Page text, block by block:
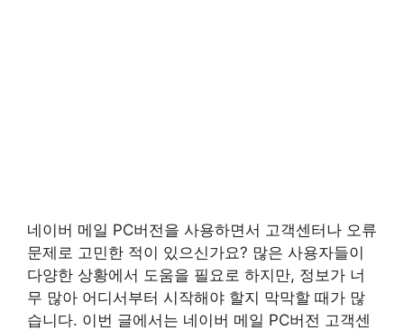
네이버 메일 PC버전을 사용하면서 고객센터나 오류
문제로 고민한 적이 있으신가요? 많은 사용자들이
다양한 상황에서 도움을 필요로 하지만, 정보가 너
무 많아 어디서부터 시작해야 할지 막막할 때가 많
습니다. 이번 글에서는 네이버 메일 PC버전 고객센